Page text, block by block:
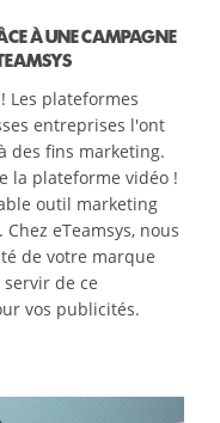
À UNE CAMPAGNE
Les plateformes
entreprises l'ont
des fins marketing.
la plateforme vidéo !
outil marketing
eTeamsys, nous
de votre marque
servir de ce
vos publicités.